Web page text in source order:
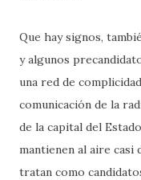
Que hay signos,
y algunos
una red de
comunicación de la
de la capital del
mantienen al aire casi
tratan como